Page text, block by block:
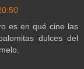
es en qué cine las
dulces del